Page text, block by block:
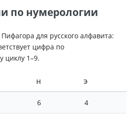
по нумерологии
для русского алфавита:
цифра по
циклу 1–9.
Н Э
6 4